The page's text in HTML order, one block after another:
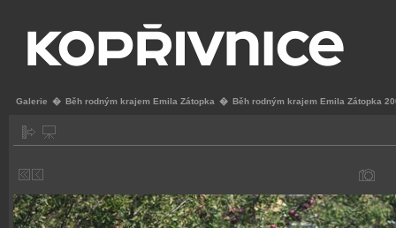
Galerie � Běh rodným krajem Emila Zátopka � Běh rodným krajem Emila Zátopka